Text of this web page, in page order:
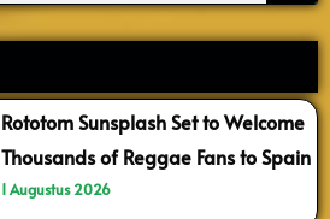
Rototom Sunsplash Set to Welcome
Thousands of Reggae Fans to Spain
1 Augustus 2026